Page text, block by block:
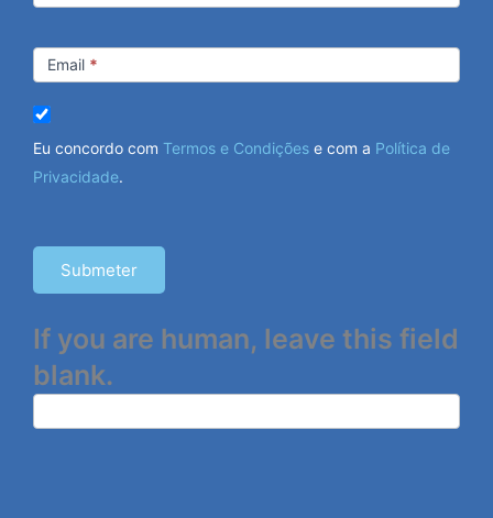
Email *
Eu concordo com Termos e Condições e com a Política de
Privacidade.
Submeter
If you are human, leave this field
blank.